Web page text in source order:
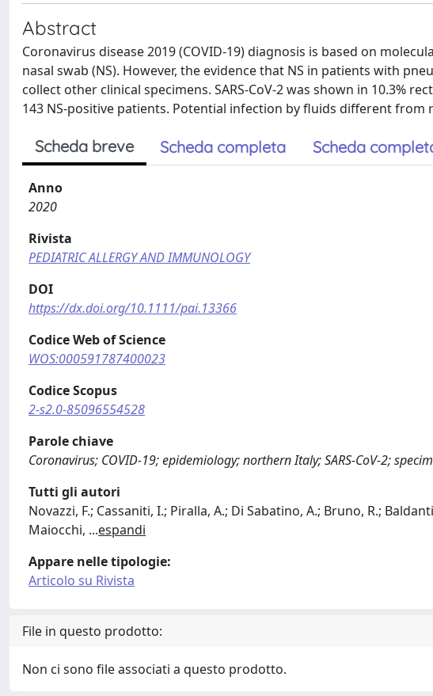
Abstract
Coronavirus disease 2019 (COVID-19) diagnosis is based on
nasal swab (NS). However, the evidence that NS in patients with
collect other clinical specimens. SARS-CoV-2 was shown in 10.3%
143 NS-positive patients. Potential infection by fluids different
Scheda breve Scheda completa Scheda
Anno
2020
Rivista
PEDIATRIC ALLERGY AND IMMUNOLOGY
DOI
https://dx.doi.org/10.1111/pai.13366
Codice Web of Science
WOS:000591787400023
Codice Scopus
2-s2.0-85096554528
Parole chiave
Coronavirus; COVID-19; epidemiology; northern Italy; SARS-CoV-2;
Tutti gli autori
Novazzi, F.; Cassaniti, I.; Piralla, A.; Di Sabatino, A.; Bruno, R.;
Maiocchi, ...espandi
Appare nelle tipologie:
Articolo su Rivista
File in questo prodotto:
Non ci sono file associati a questo prodotto.